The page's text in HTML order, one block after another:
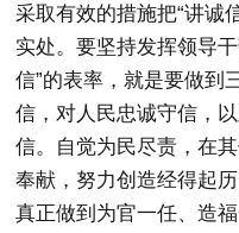
采取有效的措施把“讲诚
实处。要坚持发挥领导
信”的表率，就是要做到
信，对人民忠诚守信，
信。自觉为民尽责，在
奉献，努力创造经得起
真正做到为官一任、造福